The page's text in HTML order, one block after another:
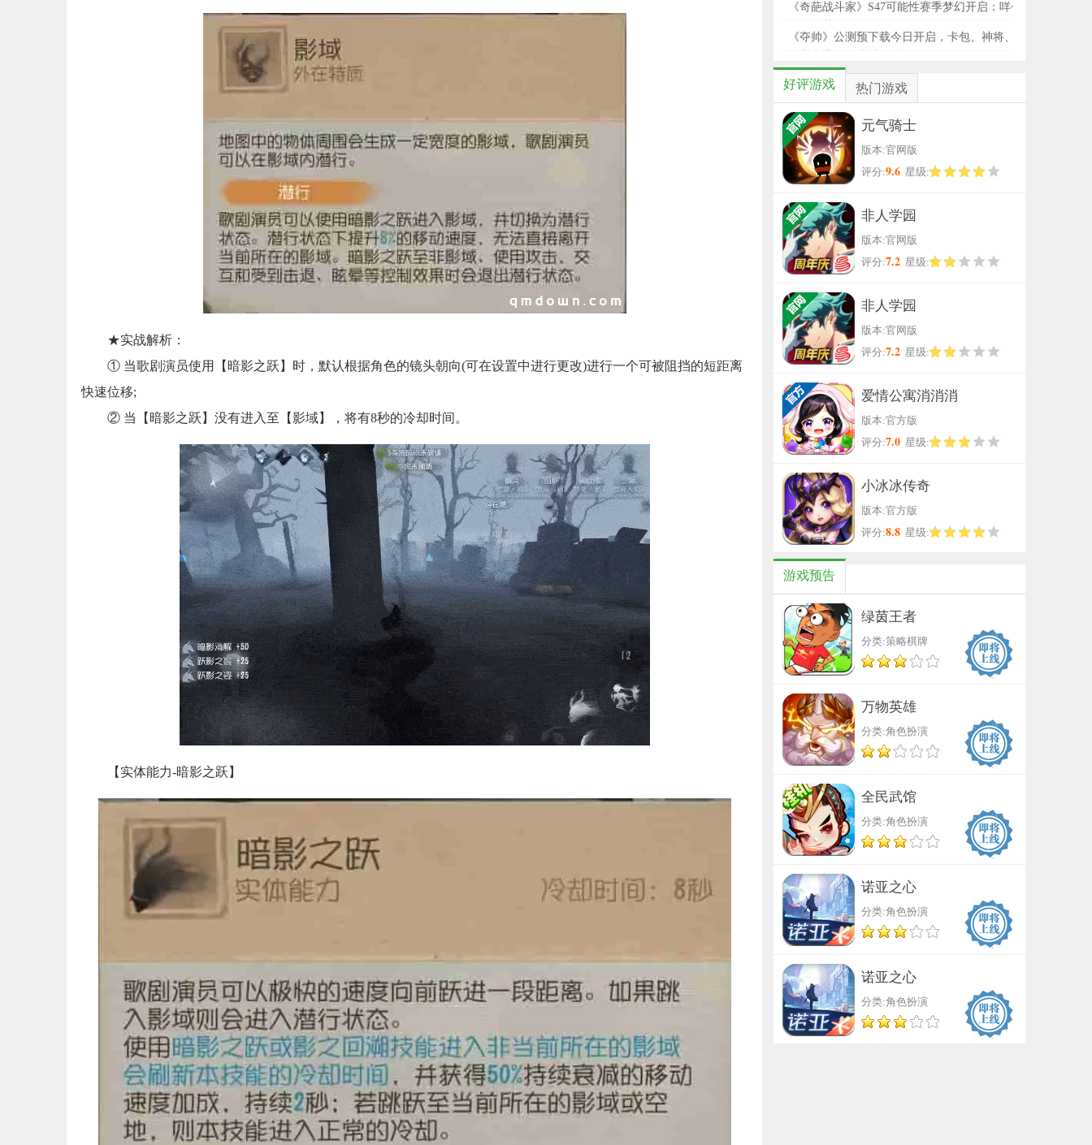
★实战解析：
① 当歌剧演员使用【暗影之跃】时，默认根据角色的镜头朝向(可在设置中进行更改)进行一个可被阻挡的短距离
快速位移;
② 当【暗影之跃】没有进入至【影域】，将有8秒的冷却时间。
【实体能力-暗影之跃】
《奇葩战斗家》S47可能性赛季梦幻开启：咩~
《夺帅》公测预下载今日开启，卡包、神将、
好评游戏 热门游戏
元气骑士
版本:官网版
评分:9.6 星级:
非人学园
版本:官网版
评分:7.2 星级:
非人学园
版本:官网版
评分:7.2 星级:
爱情公寓消消消
版本:官方版
评分:7.0 星级:
小冰冰传奇
版本:官方版
评分:8.8 星级:
游戏预告
绿茵王者
分类:策略棋牌
万物英雄
分类:角色扮演
全民武馆
分类:角色扮演
诺亚之心
分类:角色扮演
诺亚之心
分类:角色扮演